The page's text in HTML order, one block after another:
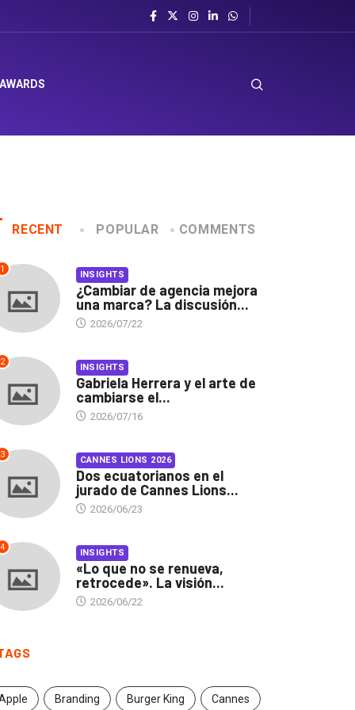
RECENT POPULAR COMMENTS
1 INSIGHTS
¿Cambiar de agencia mejora
una marca? La discusión...
2026/07/22
2 INSIGHTS
Gabriela Herrera y el arte de
cambiarse el...
2026/07/16
3 CANNES LIONS 2026
Dos ecuatorianos en el
jurado de Cannes Lions...
2026/06/23
4 INSIGHTS
«Lo que no se renueva,
retrocede». La visión...
2026/06/22
Branding Burger King Cannes